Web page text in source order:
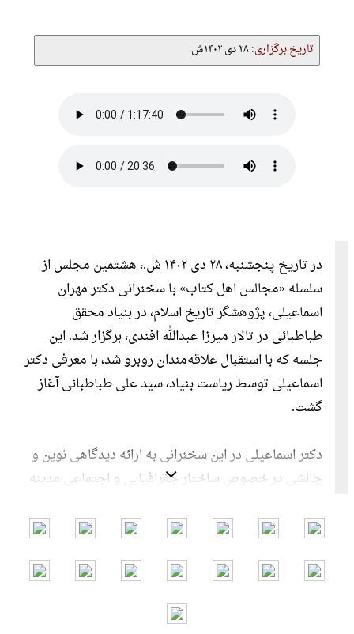
تاریخ برگزاری:۲۸ دی ۱۴۰۲ش.
در تاریخ پنجشنبه، ۲۸ دی ۱۴۰۲ ش.، هشتمین مجلس از
سلسله «مجالس اهل کتاب» با سخنرانی دکتر مهران
اسماعیلی، پژوهشگر تاریخ اسلام، در بنیاد محقق
طباطبائی در تالار میرزا عبدالله افندی، برگزار شد. این
جلسه که با استقبال علاقه‌مندان روبرو شد، با معرفی دکتر
اسماعیلی توسط ریاست بنیاد، سید علی طباطبائی آغاز
گشت.
دکتر اسماعیلی در این سخنرانی به ارائه دیدگاهی نوین و
چالشی در خصوص ساختار جغرافیایی و اجتماعی مدینه
تصور رایج از مدینه به عنوان یک «شهر» واحد و محصور
ندارد. نکات کلیدی مطرح شده توسط ایشان عبارت بودند
1. یثرب، مجموعه‌ای از روستاها: برخلاف تصور یک شهر